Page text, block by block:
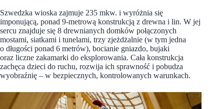
Szwedzka wioska zajmuje 235 mkw. i wyróżnia się
imponującą, ponad 9‑metrową konstrukcją z drewna i lin. W jej
sercu znajduje się 8 drewnianych domków połączonych
mostami, siatkami i tunelami, trzy zjeżdżalnie (w tym jedna
o długości ponad 6 metrów), bocianie gniazdo, bujaki
oraz liczne zakamarki do eksplorowania. Cała konstrukcja
zachęca dzieci do ruchu, rozwija ich sprawność i pobudza
wyobraźnię – w bezpiecznych, kontrolowanych warunkach.